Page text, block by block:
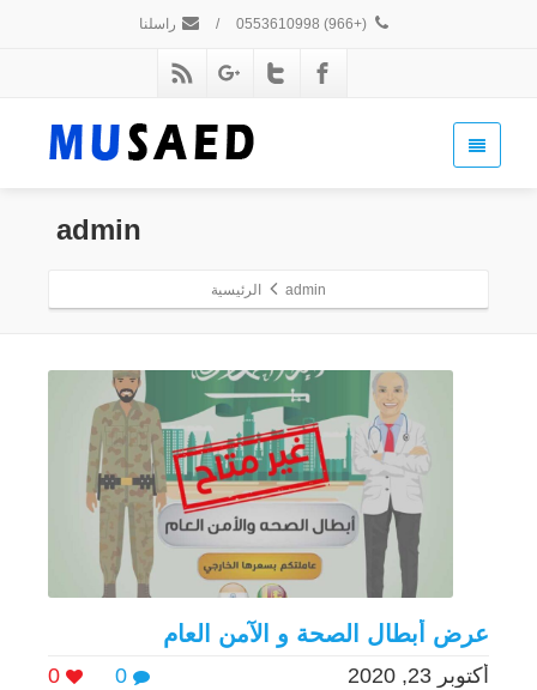
(+966) 0553610998
/ راسلنا
admin
admin الرئيسية
عرض أبطال الصحة و الآمن العام
أكتوبر 23, 2020